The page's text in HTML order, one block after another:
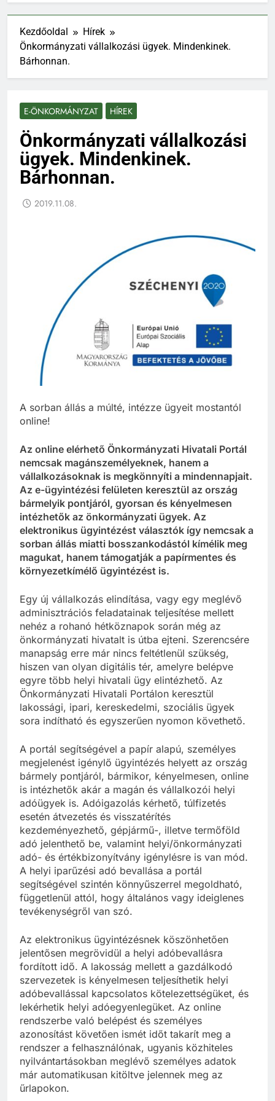
Kezdőoldal
Hírek
Önkormányzati vállalkozási ügyek. Mindenkinek.
Bárhonnan.
E-ÖNKORMÁNYZAT HÍREK
Önkormányzati vállalkozási
ügyek. Mindenkinek.
Bárhonnan.
2019.11.08.
A sorban állás a múlté, intézze ügyeit mostantól
online!
Az online elérhető Önkormányzati Hivatali Portál
nemcsak magánszemélyeknek, hanem a
vállalkozásoknak is megkönnyíti a mindennapjait.
Az e-ügyintézési felületen keresztül az ország
bármelyik pontjáról, gyorsan és kényelmesen
intézhetők az önkormányzati ügyek. Az
elektronikus ügyintézést választók így nemcsak a
sorban állás miatti bosszankodástól kímélik meg
magukat, hanem támogatják a papírmentes és
környezetkímélő ügyintézést is.
Egy új vállalkozás elindítása, vagy egy meglévő
adminisztrációs feladatainak teljesítése mellett
nehéz a rohanó hétköznapok során még az
önkormányzati hivatalt is útba ejteni. Szerencsére
manapság erre már nincs feltétlenül szükség,
hiszen van olyan digitális tér, amelyre belépve
egyre több helyi hivatali ügy elintézhető. Az
Önkormányzati Hivatali Portálon keresztül
lakossági, ipari, kereskedelmi, szociális ügyek
sora indítható és egyszerűen nyomon követhető.
A portál segítségével a papír alapú, személyes
megjelenést igénylő ügyintézés helyett az ország
bármely pontjáról, bármikor, kényelmesen, online
is intézhetők akár a magán és vállalkozói helyi
adóügyek is. Adóigazolás kérhető, túlfizetés
esetén átvezetés és visszatérítés
kezdeményezhető, gépjármű-, illetve termőföld
adó jelenthető be, valamint helyi/önkormányzati
adó- és értékbizonyítvány igénylésre is van mód.
A helyi iparűzési adó bevallása a portál
segítségével szintén könnyűszerrel megoldható,
függetlenül attól, hogy általános vagy ideiglenes
tevékenységről van szó.
Az elektronikus ügyintézésnek köszönhetően
jelentősen megrövidül a helyi adóbevallásra
fordított idő. A lakosság mellett a gazdálkodó
szervezetek is kényelmesen teljesíthetik helyi
adóbevallással kapcsolatos kötelezettségüket, és
lekérhetik helyi adóegyenlegüket. Az online
rendszerbe való belépést és személyes
azonosítást követően ismét időt takarít meg a
rendszer a felhasználónak, ugyanis közhiteles
nyilvántartásokban meglévő személyes adatok
már automatikusan kitöltve jelennek meg az
űrlapokon.